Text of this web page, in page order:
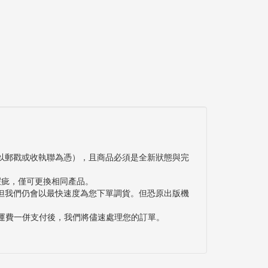
戳或收執聯為憑），且商品必須是全新狀態與完
，僅可更換相同產品。
們仍會以最快速度為您下單調貨。但恐原出版機
一併支付後，我們將儘速處理您的訂單。